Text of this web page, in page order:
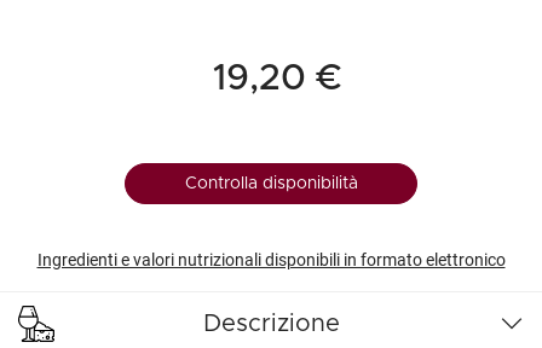
19,20 €
Controlla disponibilità
Ingredienti e valori nutrizionali disponibili in formato elettronico
Descrizione